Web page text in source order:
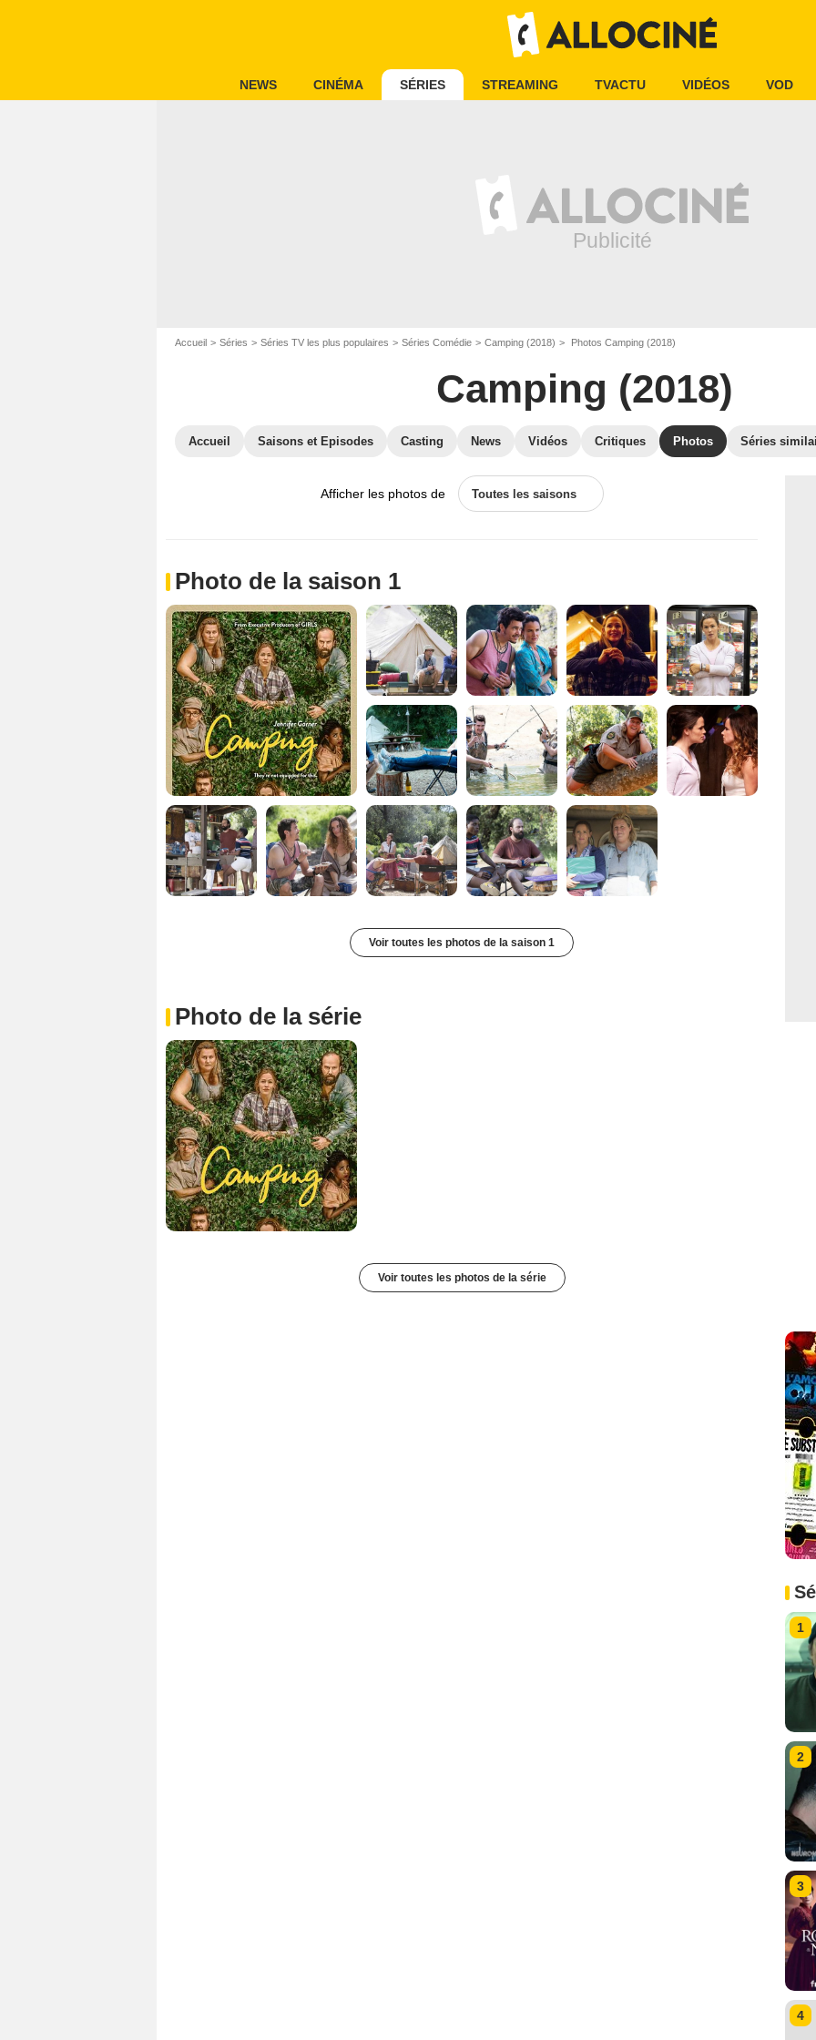
NEWS CINÉMA SÉRIES STREAMING TVACTU VIDÉOS VOD
Accueil Séries Séries TV les plus populaires Séries Comédie Camping (2018) Photos Camping (2018)
Camping (2018)
Accueil Saisons et Episodes Casting News Vidéos Critiques Photos Séries
Afficher les photos de Toutes les saisons
Photo de la saison 1
Voir toutes les photos de la saison 1
Photo de la série
Voir toutes les photos de la série
1
2
3
4